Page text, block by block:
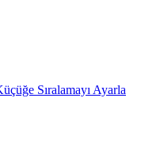
Sıralamayı Ayarla